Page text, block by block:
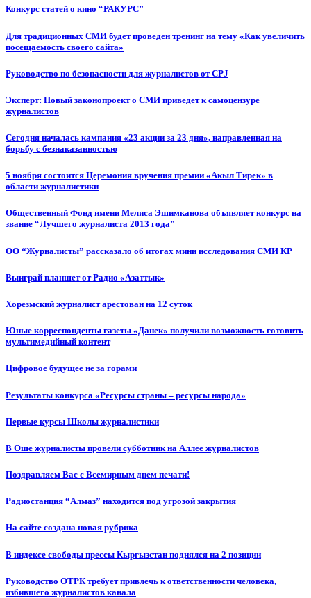
Конкурс статей о кино “РАКУРС”
Для традиционных СМИ будет проведен тренинг на тему «Как увеличить
посещаемость своего сайта»
Руководство по безопасности для журналистов от CPJ
Эксперт: Новый законопроект о СМИ приведет к самоцензуре
журналистов
Сегодня началась кампания «23 акции за 23 дня», направленная на
борьбу с безнаказанностью
5 ноября состоится Церемония вручения премии «Акыл Тирек» в
области журналистики
Общественный Фонд имени Мелиса Эшимканова объявляет конкурс на
звание “Лучшего журналиста 2013 года”
ОО “Журналисты” рассказало об итогах мини исследования СМИ КР
Выиграй планшет от Радио «Азаттык»
Хорезмский журналист арестован на 12 суток
Юные корреспонденты газеты «Данек» получили возможность готовить
мультимедийный контент
Цифровое будущее не за горами
Результаты конкурса «Ресурсы страны – ресурсы народа»
Первые курсы Школы журналистики
В Оше журналисты провели субботник на Аллее журналистов
Поздравляем Вас с Всемирным днем печати!
Радиостанция “Алмаз” находится под угрозой закрытия
На сайте создана новая рубрика
В индексе свободы прессы Кыргызстан поднялся на 2 позиции
Руководство ОТРК требует привлечь к ответственности человека,
избившего журналистов канала